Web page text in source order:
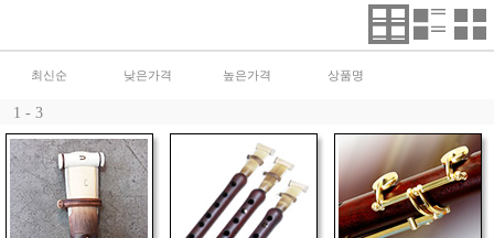
최신순 낮은가격 높은가격 상품명
1 - 3